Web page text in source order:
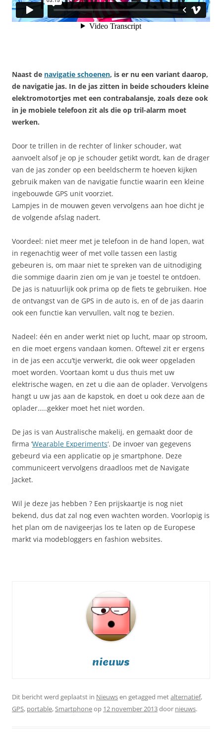
Naast de navigatie schoenen, is er nu een variant daarop,
de navigatie jas. In de jas zitten in beide schouders kleine
elektromotortjes met een contrabalansje, zoals deze ook
in je mobiele telefoon zit als die op tril-alarm moet
werken.
Door te trillen in de rechter of linker schouder, wat
aanvoelt alsof je op je schouder getikt wordt, kan de drager
van de jas zonder op een beeldscherm te hoeven kijken
gebruik maken van de navigatie functie waarin een kleine
ingebouwde GPS unit voorziet.
Lampjes in de mouwen geven vervolgens aan hoe dicht je
de volgende afslag nadert.
Voordeel: niet meer met je telefoon in de hand lopen, wat
in regenachtig weer of met volle tassen een lastig
gebeuren is, om maar niet te spreken van de uitnodiging
die sommige daarin zien om je van je toestel te ontdoen.
De jas is natuurlijk ook prima op de fiets te gebruiken. Hoe
de ontvangst van de GPS in de auto is, en of de jas daarin
ook een functie kan vervullen, valt nog te bezien.
Nadeel: één en ander werkt niet op lucht, maar op stroom,
en die moet ergens vandaan komen. Oftewel zit er ergens
in de jas een accu’tje verwerkt, die ook weer opgeladen
moet worden. Voortaan komt u dus thuis met uw
elektrische wagen, en zet u die aan de oplader. Vervolgens
hangt u uw jas aan de kapstok, en doet u ook deze aan de
oplader…..gekker moet het niet worden.
De jas is van Australische makelij, en gemaakt door de
firma ‘Wearable Experiments‘. De invoer van gegevens
gebeurd via een applicatie op je smartphone. Deze
communiceert vervolgens draadloos met de Navigate
Jacket.
Wil je deze jas hebben ? Een prijskaartje is nog niet
bekend, dus dat zal nog even wachten worden. Voorlopig is
het plan om de navigeerjas los te laten op de Europese
markt via modebloggers en fashion websites.
nieuws
Dit bericht werd geplaatst in Nieuwsen getagged metalternatief,
GPS, portable,Smartphoneop 12 november 2013door nieuws.